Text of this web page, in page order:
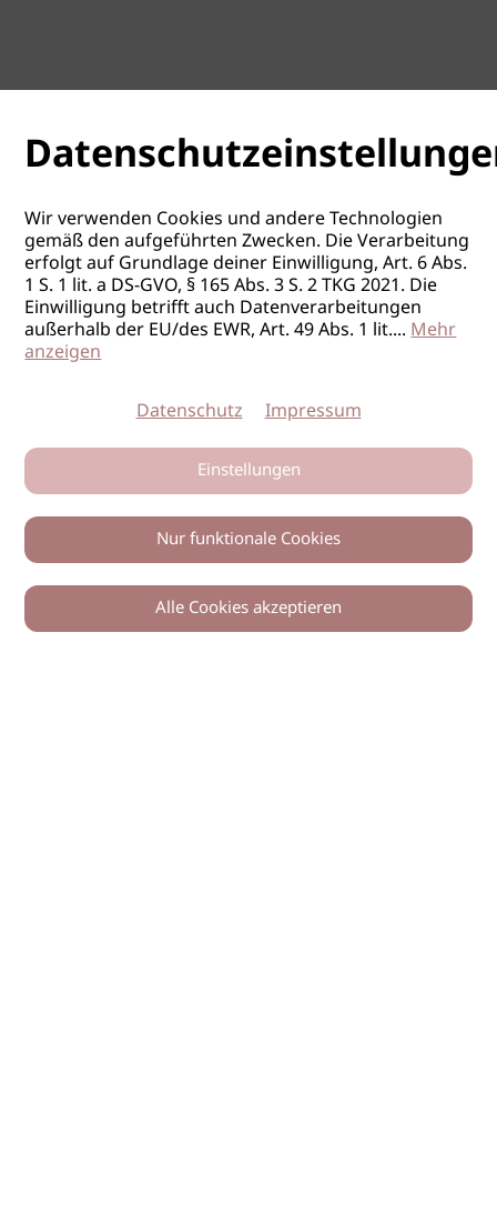
0
Wir verwenden Cookies und andere Technologien
gemäß den aufgeführten Zwecken. Die Verarbeitung
erfolgt auf Grundlage deiner Einwilligung, Art. 6 Abs.
1 S. 1 lit. a DS-GVO, § 165 Abs. 3 S. 2 TKG 2021. Die
Einwilligung betrifft auch Datenverarbeitungen
außerhalb der EU/des EWR, Art. 49 Abs. 1 lit....Mehr
anzeigen
Datenschutz Impressum
Einstellungen
Nur funktionale Cookies
Alle Cookies akzeptieren